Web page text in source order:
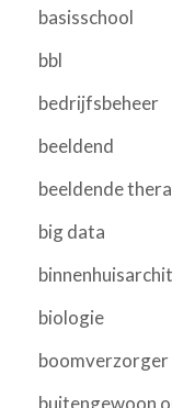
basisschool
bbl
bedrijfsbeheer
beeldend
beeldende
big data
biologie
boomverzorger
buitengewoon